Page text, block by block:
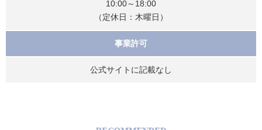
10:00～18:00
（定休日：木曜日）
事業許可
公式サイトに記載なし